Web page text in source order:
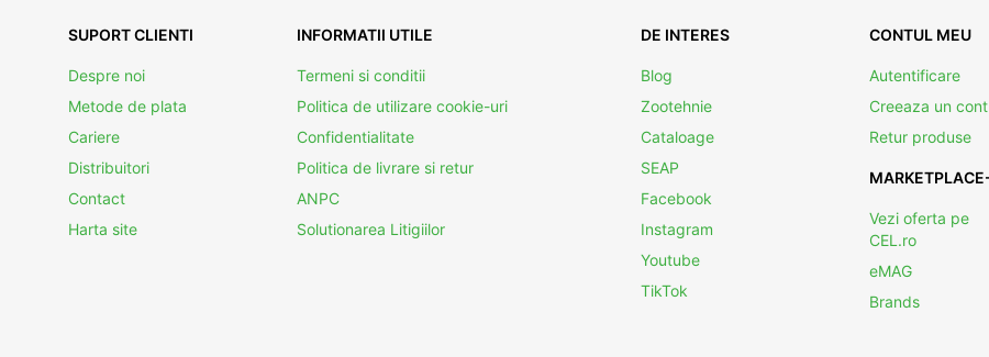
SUPORT CLIENTI
Despre noi
Metode de plata
Cariere
Distribuitori
Contact
Harta site
INFORMATII UTILE
Termeni si conditii
Politica de utilizare cookie-uri
Confidentialitate
Politica de livrare si retur
ANPC
Solutionarea Litigiilor
DE INTERES
Blog
Zootehnie
Cataloage
SEAP
Facebook
Instagram
Youtube
TikTok
CONTUL MEU
Autentificare
Creeaza un cont
Retur produse
Vezi oferta pe
CEL.ro
eMAG
Brands